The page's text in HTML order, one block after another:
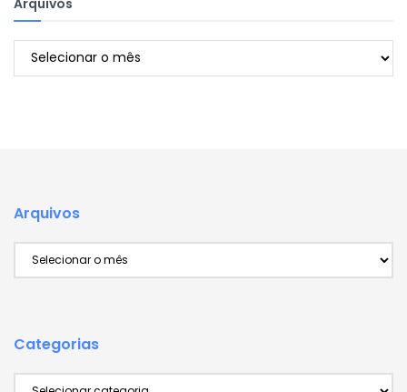
Arquivos
Arquivos
Categorias